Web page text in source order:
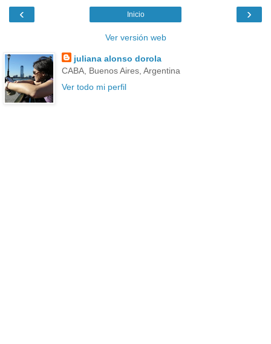
‹ ›
Inicio
Ver versión web
juliana alonso dorola
CABA, Buenos Aires, Argentina
Ver todo mi perfil